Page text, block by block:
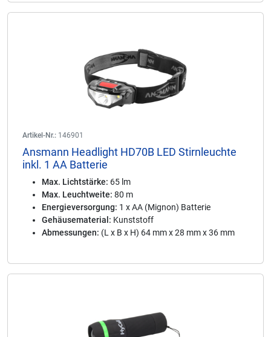
Artikel-Nr.: 146901
Ansmann Headlight HD70B LED Stirnleuchte
inkl. 1 AA Batterie
Max. Lichtstärke: 65 lm
Max. Leuchtweite: 80 m
Energieversorgung: 1 x AA (Mignon) Batterie
Gehäusematerial: Kunststoff
Abmessungen: (L x B x H) 64 mm x 28 mm x 36 mm